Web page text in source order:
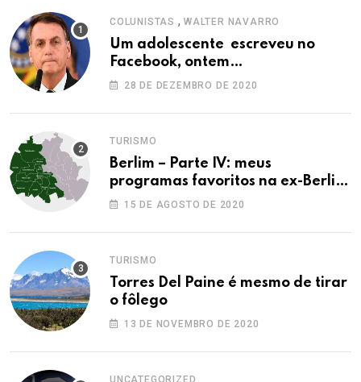
COLUNISTAS , WALTER NAVARRO
Um adolescente escreveu no
Facebook, ontem…
28 DE DEZEMBRO DE 2020
TURISMO
Berlim – Parte IV: meus
programas favoritos na ex-Berlim
Ocidental
15 DE AGOSTO DE 2020
TURISMO
Torres Del Paine é mesmo de tirar
o fôlego
13 DE NOVEMBRO DE 2020
UNCATEGORIZED